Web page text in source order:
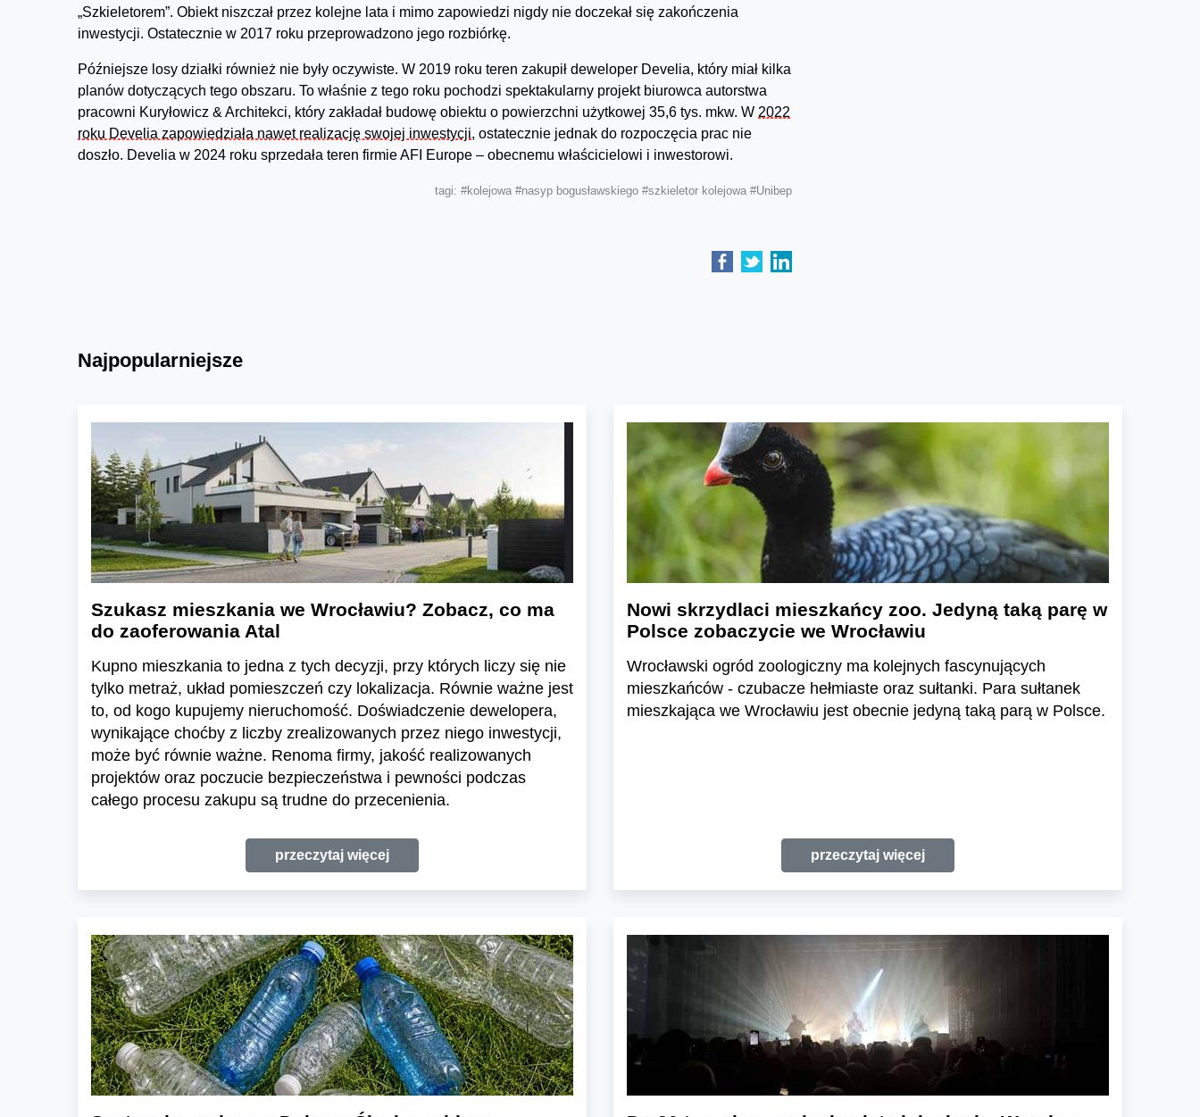
„Szkieletorem”. Obiekt niszczał przez kolejne lata i mimo zapowiedzi nigdy nie doczekał się zakończenia
inwestycji. Ostatecznie w 2017 roku przeprowadzono jego rozbiórkę.
Późniejsze losy działki również nie były oczywiste. W 2019 roku teren zakupił deweloper Develia, który miał kilka
planów dotyczących tego obszaru. To właśnie z tego roku pochodzi spektakularny projekt biurowca autorstwa
pracowni Kuryłowicz & Architekci, który zakładał budowę obiektu o powierzchni użytkowej 35,6 tys. mkw. W 2022
roku Develia zapowiedziała nawet realizację swojej inwestycji, ostatecznie jednak do rozpoczęcia prac nie
doszło. Develia w 2024 roku sprzedała teren firmie AFI Europe – obecnemu właścicielowi i inwestorowi.
tagi: #kolejowa #nasyp bogusławskiego #szkieletor kolejowa #Unibep
Najpopularniejsze
Szukasz mieszkania we Wrocławiu? Zobacz, co ma
do zaoferowania Atal
Kupno mieszkania to jedna z tych decyzji, przy których liczy się nie
tylko metraż, układ pomieszczeń czy lokalizacja. Równie ważne jest
to, od kogo kupujemy nieruchomość. Doświadczenie dewelopera,
wynikające choćby z liczby zrealizowanych przez niego inwestycji,
może być równie ważne. Renoma firmy, jakość realizowanych
projektów oraz poczucie bezpieczeństwa i pewności podczas
całego procesu zakupu są trudne do przecenienia.
przeczytaj więcej
Nowi skrzydlaci mieszkańcy zoo. Jedyną taką parę w
Polsce zobaczycie we Wrocławiu
Wrocławski ogród zoologiczny ma kolejnych fascynujących
mieszkańców - czubacze hełmiaste oraz sułtanki. Para sułtanek
mieszkająca we Wrocławiu jest obecnie jedyną taką parą w Polsce.
przeczytaj więcej